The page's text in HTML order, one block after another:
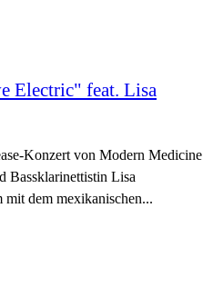
Electric" feat. Lisa
Konzert von Modern Medicine
Bassklarinettistin Lisa
mit dem mexikanischen...